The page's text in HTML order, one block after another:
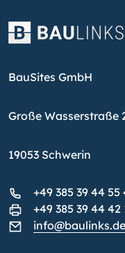
BauSites GmbH
Große Wasserstraße
19053 Schwerin
+49 385 39 44 55
+49 385 39 44 42
info@baulinks.de